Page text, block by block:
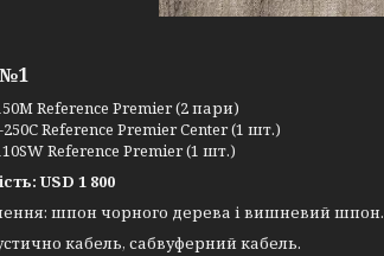
Reference Premier (2 пари)
Reference Premier Center (1 шт.)
Reference Premier (1 шт.)
USD 1 800
шпон чорного дерева і вишневий шпон.
кабель, сабвуферний кабель.